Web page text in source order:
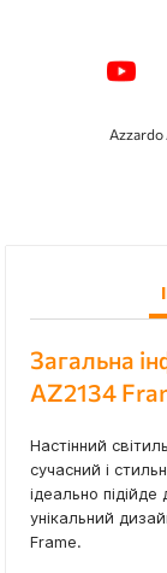
Azzardo
Загальна
AZ2134
Настінний
сучасний і
ідеально
унікальний
Frame.